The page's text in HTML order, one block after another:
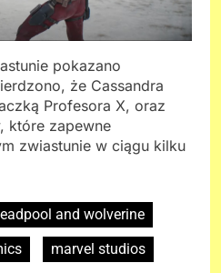
pokazano
że Cassandra
Profesora X, oraz
które zapewne
zwiastunie w ciągu kilku
and wolverine
marvel studios